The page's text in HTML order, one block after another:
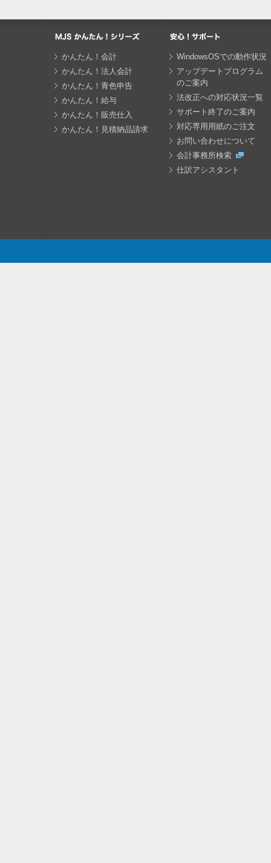
かんたん！会計
かんたん！法人会計
かんたん！青色申告
かんたん！給与
かんたん！販売仕入
かんたん！見積納品請求
WindowsOSでの動作状況
アップデートプログラム
のご案内
法改正への対応状況一覧
サポート終了のご案内
対応専用用紙のご注文
お問い合わせについて
会計事務所検索
仕訳アシスタント